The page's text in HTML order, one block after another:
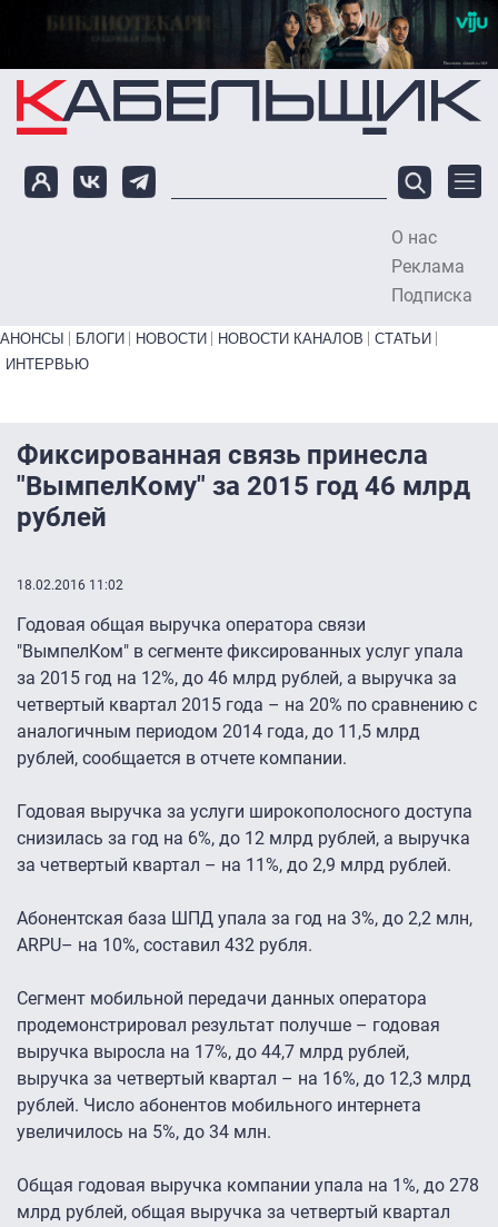
Перейти к основному содержанию
О нас
Реклама
Подписка
Primary links bottom
АНОНСЫ БЛОГИ НОВОСТИ НОВОСТИ КАНАЛОВ
СТАТЬИ
ИНТЕРВЬЮ
Фиксированная связь принесла
"ВымпелКому" за 2015 год 46 млрд
рублей
18.02.2016 11:02
Годовая общая выручка оператора связи
"ВымпелКом" в сегменте фиксированных услуг упала
за 2015 год на 12%, до 46 млрд рублей, а выручка за
четвертый квартал 2015 года – на 20% по сравнению с
аналогичным периодом 2014 года, до 11,5 млрд
рублей, сообщается в отчете компании.
Годовая выручка за услуги широкополосного доступа
снизилась за год на 6%, до 12 млрд рублей, а выручка
за четвертый квартал – на 11%, до 2,9 млрд рублей.
Абонентская база ШПД упала за год на 3%, до 2,2 млн,
ARPU– на 10%, составил 432 рубля.
Сегмент мобильной передачи данных оператора
продемонстрировал результат получше – годовая
выручка выросла на 17%, до 44,7 млрд рублей,
выручка за четвертый квартал – на 16%, до 12,3 млрд
рублей. Число абонентов мобильного интернета
увеличилось на 5%, до 34 млн.
Общая годовая выручка компании упала на 1%, до 278
млрд рублей, общая выручка за четвертый квартал